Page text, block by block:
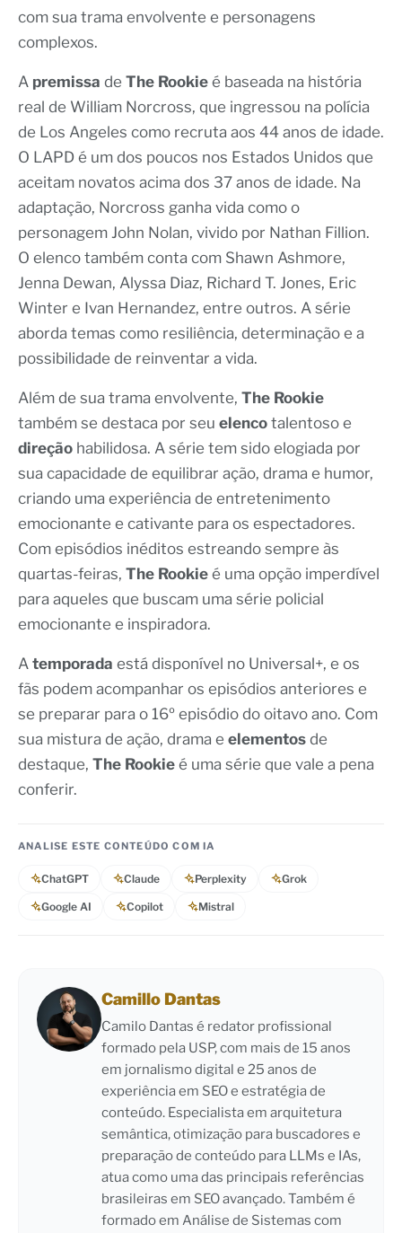
com sua trama envolvente e personagens
complexos.
A premissa de The Rookie é baseada na história
real de William Norcross, que ingressou na polícia
de Los Angeles como recruta aos 44 anos de idade.
O LAPD é um dos poucos nos Estados Unidos que
aceitam novatos acima dos 37 anos de idade. Na
adaptação, Norcross ganha vida como o
personagem John Nolan, vivido por Nathan Fillion.
O elenco também conta com Shawn Ashmore,
Jenna Dewan, Alyssa Diaz, Richard T. Jones, Eric
Winter e Ivan Hernandez, entre outros. A série
aborda temas como resiliência, determinação e a
possibilidade de reinventar a vida.
Além de sua trama envolvente, The Rookie
também se destaca por seu elenco talentoso e
direção habilidosa. A série tem sido elogiada por
sua capacidade de equilibrar ação, drama e humor,
criando uma experiência de entretenimento
emocionante e cativante para os espectadores.
Com episódios inéditos estreando sempre às
quartas-feiras, The Rookie é uma opção imperdível
para aqueles que buscam uma série policial
emocionante e inspiradora.
A temporada está disponível no Universal+, e os
fãs podem acompanhar os episódios anteriores e
se preparar para o 16º episódio do oitavo ano. Com
sua mistura de ação, drama e elementos de
destaque, The Rookie é uma série que vale a pena
conferir.
ANALISE ESTE CONTEÚDO COM IA
ChatGPT Claude Perplexity Grok
Google AI Copilot Mistral
Camillo Dantas
Camilo Dantas é redator profissional
formado pela USP, com mais de 15 anos
em jornalismo digital e 25 anos de
experiência em SEO e estratégia de
conteúdo. Especialista em arquitetura
semântica, otimização para buscadores e
preparação de conteúdo para LLMs e IAs,
atua como uma das principais referências
brasileiras em SEO avançado. Também é
formado em Análise de Sistemas com